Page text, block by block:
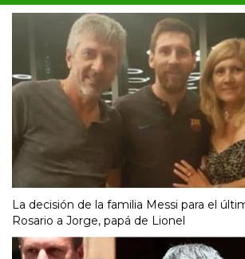
La decisión de la familia Messi para el
Rosario a Jorge, papá de Lionel